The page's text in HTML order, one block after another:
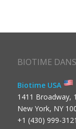
BIOTIME
Biotime USA
1411 Broadway,
New York, NY
+1 (430) 999-3121